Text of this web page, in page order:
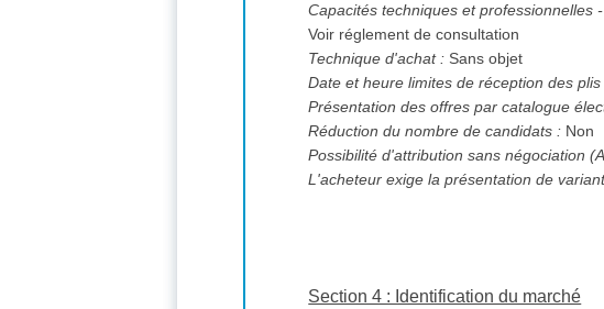
Capacités techniques et professionnelles
Voir réglement de consultation
Technique d'achat : Sans objet
Date et heure limites de réception des plis
Présentation des offres par catalogue
Réduction du nombre de candidats : Non
L'acheteur exige la présentation de
Section 4 : Identification du marché